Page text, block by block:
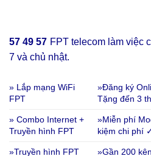
57 49 57 FPT telecom làm việc
7 và chủ nhật.
» Lắp mạng WiFi
FPT
»Đăng ký
Tặng đến 3
» Combo Internet +
Truyền hình FPT
»Miễn phí
kiệm chi phí
»Truyền hình FPT
»Gần 200